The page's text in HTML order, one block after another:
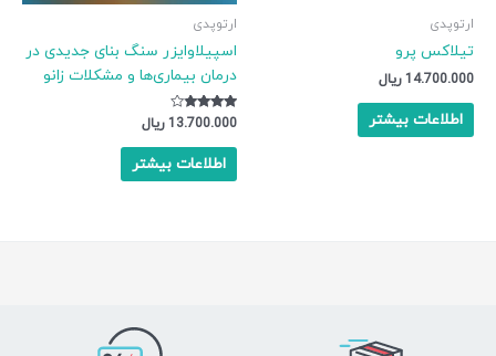
ارتوپدی
تیلاکس پرو
14.700.000 ریال
اطلاعات بیشتر
ارتوپدی
اسپیلاوایزر سنگ بنای جدیدی در
درمان بیماری‌ها و مشکلات زانو
نمره
از 5
13.700.000 ریال
اطلاعات بیشتر